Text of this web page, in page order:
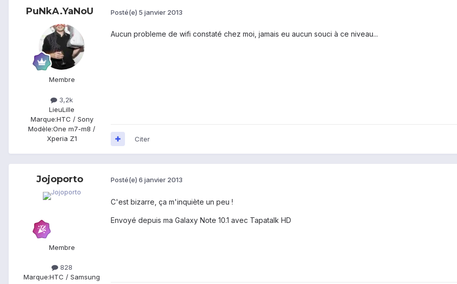
PuNkA.YaNoU
Membre
3,2k
LieuLille
Marque:HTC / Sony
Modèle:One m7-m8 /
Xperia Z1
Posté(e) 5 janvier 2013
Aucun probleme de wifi constaté chez moi, jamais eu aucun souci à ce niveau...
Citer
Jojoporto
Membre
828
Marque:HTC / Samsung
Posté(e) 6 janvier 2013
C'est bizarre, ça m'inquiète un peu !
Envoyé depuis ma Galaxy Note 10.1 avec Tapatalk HD